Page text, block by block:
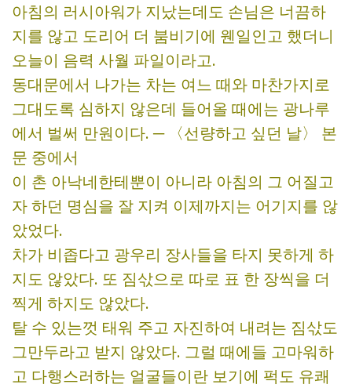
아침의 러시아워가 지났는데도 손님은 너끔하
지를 않고 도리어 더 붐비기에 웬일인고 했더니
오늘이 음력 사월 파일이라고.
동대문에서 나가는 차는 여느 때와 마찬가지로
그대도록 심하지 않은데 들어올 때에는 광나루
에서 벌써 만원이다. ─ 〈선량하고 싶던 날〉 본
문 중에서
이 촌 아낙네한테뿐이 아니라 아침의 그 어질고
자 하던 명심을 잘 지켜 이제까지는 어기지를 않
았었다.
차가 비좁다고 광우리 장사들을 타지 못하게 하
지도 않았다. 또 짐삯으로 따로 표 한 장씩을 더
찍게 하지도 않았다.
탈 수 있는껏 태워 주고 자진하여 내려는 짐삯도
그만두라고 받지 않았다. 그럴 때에들 고마워하
고 다행스러하는 얼굴들이란 보기에 퍽도 유쾌